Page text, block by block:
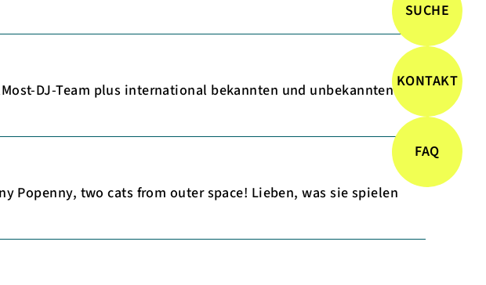
DJ-Team plus international bekannten und unbekannten
Popenny, two cats from outer space! Lieben, was sie spielen
SUCHE
KONTAKT
FAQ